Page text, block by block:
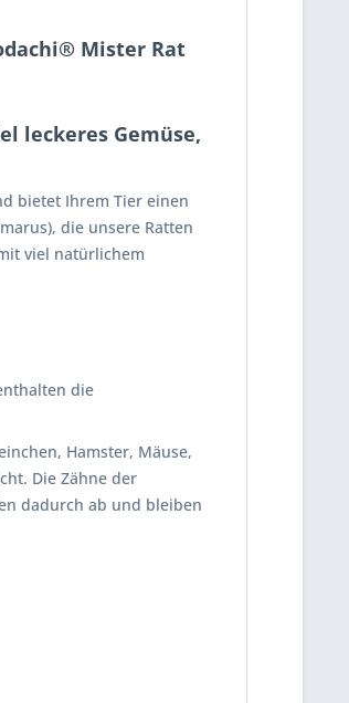
Mister Rat
leckeres Gemüse,
bietet Ihrem Tier einen
die unsere Ratten
viel natürlichem
die
Hamster, Mäuse,
Die Zähne der
dadurch ab und bleiben